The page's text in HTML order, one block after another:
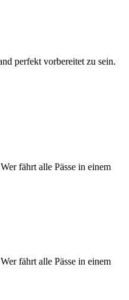
perfekt vorbereitet zu sein.
fährt alle Pässe in einem
fährt alle Pässe in einem